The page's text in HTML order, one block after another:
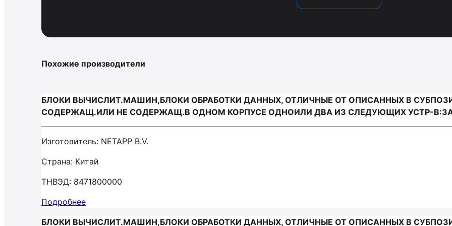
Похожие производители
БЛОКИ ВЫЧИСЛИТ.МАШИН,БЛОКИ ОБРАБОТКИ ДАННЫХ, ОТЛИЧНЫЕ ОТ ОПИСАННЫХ В
СОДЕРЖАЩ.ИЛИ НЕ СОДЕРЖАЩ.В ОДНОМ КОРПУСЕ ОДНОИЛИ ДВА ИЗ СЛЕДУЮЩИХ УСТР-
Изготовитель: NETAPP B.V.
Страна: Китай
ТНВЭД: 8471800000
Подробнее
БЛОКИ ВЫЧИСЛИТ.МАШИН,БЛОКИ ОБРАБОТКИ ДАННЫХ, ОТЛИЧНЫЕ ОТ ОПИСАННЫХ В